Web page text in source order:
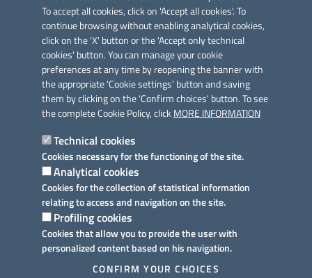
To accept all cookies, click on 'Accept all cookies'. To
continue browsing without enabling analytical cookies,
click on the 'X' button or the 'Accept only technical
cookies' button. You can manage your cookie
preferences at any time by reopening the banner with
the appropriate 'Cookie settings' button and saving
them by clicking on the 'Confirm choices' button. To see
the complete Cookie Policy, clickMORE INFORMATION
Technical cookies
Cookies necessary for the functioning of the site.
Analytical cookies
Cookies for the collection of statistical information
relating to access and navigation on the site.
Profiling cookies
Cookies that allow you to provide the user with
personalized content based on his navigation.
CONFIRM YOUR CHOICES
Link utili
Informativa privacy
Dichiarazione di accessibilità
Note legali
Domande frequenti
Richiesta assistenza
Prenotazione appuntamento